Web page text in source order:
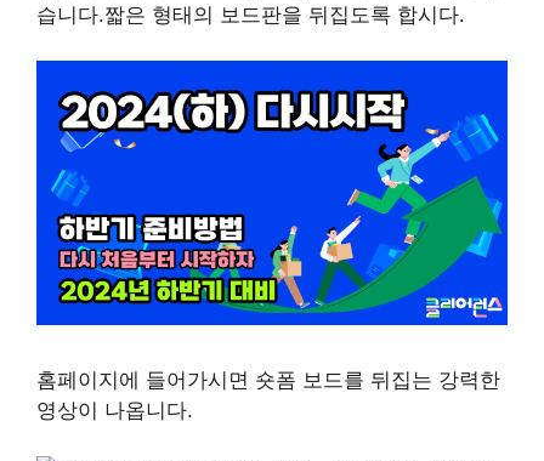
습니다.짧은 형태의 보드판을 뒤집도록 합시다.
홈페이지에 들어가시면 숏폼 보드를 뒤집는 강력한
영상이 나옵니다.